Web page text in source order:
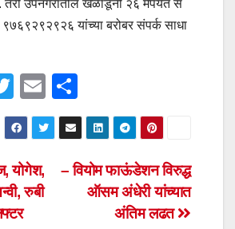
उपनगरातील खेळाडूंनी २६ मेपर्यत सं
यांच्या बरोबर संपर्क साधा
T
wi
tt
er
E
m
ail
h
ar
e
– वियोम फाऊंडेशन विरुद्ध
ऑसम अंधेरी यांच्यात
अंतिम लढत
योगेश,
रुबी